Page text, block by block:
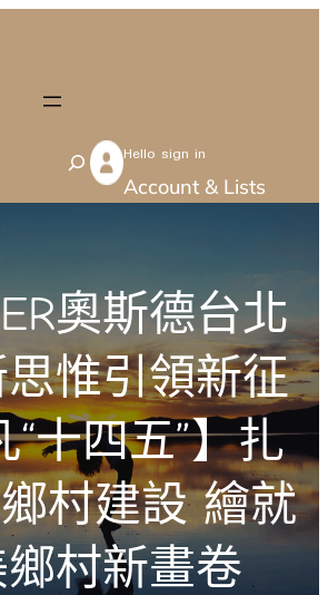
S
e
c
h
Hello sign in
Account & Lists
奧斯德台北
惟引領新征
“十四五”】扎
村建設 繪就
村新畫卷